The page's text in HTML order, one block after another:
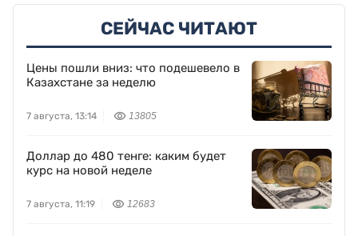
СЕЙЧАС ЧИТАЮТ
Цены пошли вниз: что подешевело в
Казахстане за неделю
7 августа, 13:14 13805
Доллар до 480 тенге: каким будет
курс на новой неделе
7 августа, 11:19 12683